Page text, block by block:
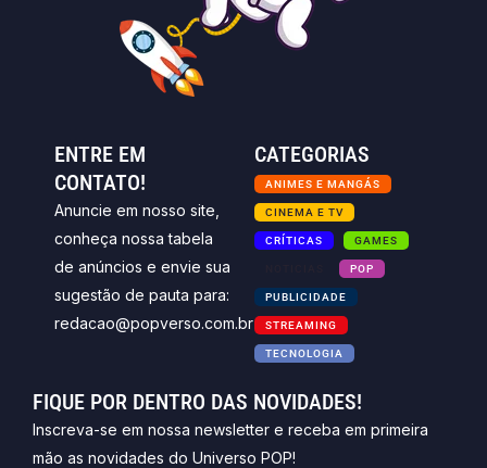
ENTRE EM
CONTATO!
Anuncie em nosso site,
conheça nossa tabela
de anúncios e envie sua
sugestão de pauta para:
redacao@popverso.com.br
CATEGORIAS
ANIMES E MANGÁS
CINEMA E TV
CRÍTICAS GAMES
POP
PUBLICIDADE
STREAMING
TECNOLOGIA
FIQUE POR DENTRO DAS NOVIDADES!
Inscreva-se em nossa newsletter e receba em primeira
mão as novidades do Universo POP!